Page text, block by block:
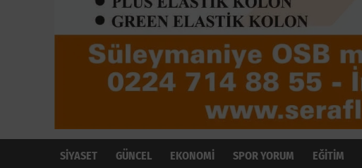
SİYASET GÜNCEL EKONOMİ SPOR YORUM EĞİTİM